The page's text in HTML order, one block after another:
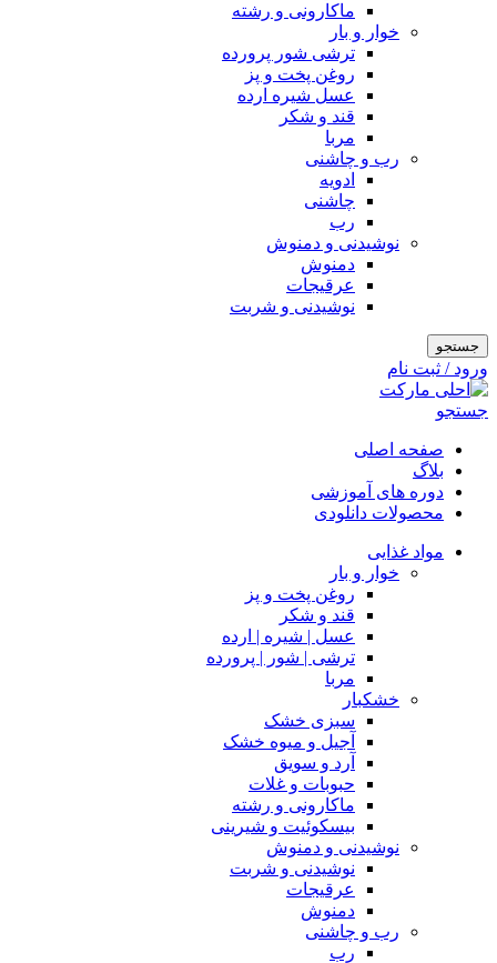
ماکارونی و رشته
خوار و بار
ترشی شور پرورده
روغن پخت و پز
عسل شیره ارده
قند و شکر
مربا
رب و چاشنی
ادویه
چاشنی
رب
نوشیدنی و دمنوش
دمنوش
عرقیجات
نوشیدنی و شربت
جستجو
ورود / ثبت نام
جستجو
صفحه اصلی
بلاگ
دوره های آموزشی
محصولات دانلودی
مواد غذایی
خوار و بار
روغن پخت و پز
قند و شکر
عسل | شیره | ارده
ترشی | شور | پرورده
مربا
خشکبار
سبزی خشک
آجیل و میوه خشک
آرد و سویق
حبوبات و غلات
ماکارونی و رشته
بیسکوئیت و شیرینی
نوشیدنی و دمنوش
نوشیدنی و شربت
عرقیجات
دمنوش
رب و چاشنی
رب